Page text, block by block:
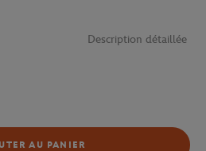
Description détaillée
AU PANIER